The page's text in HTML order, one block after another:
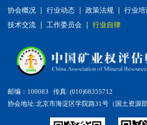
协会概况 行业动态 政策法规 行业培
技术交流
工作委员会 行业自律
邮编：100083 传真: (010)68355712
协会地址:北京市海淀区学院路31号（国土资源